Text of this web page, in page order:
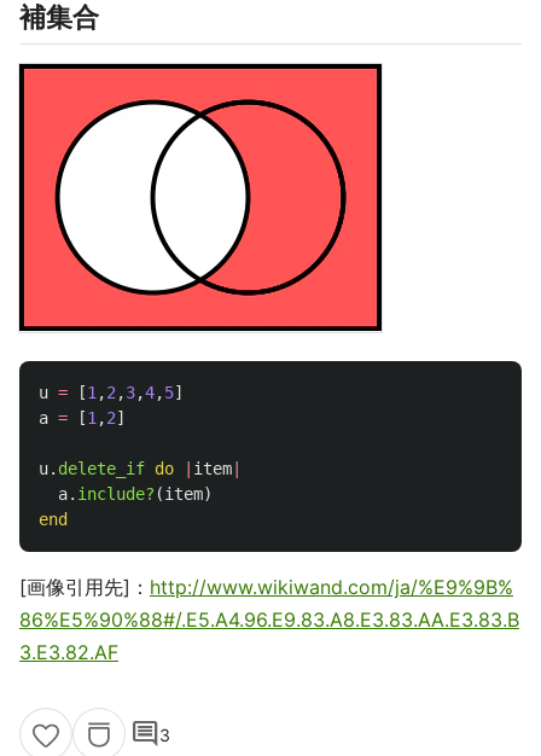
補集合
u = [1 ,2 ,3,4,5]
a = [1 ,2]
u. delete_if do item
a. include? (item)
end
[画像引用先]： http://www.wikiwand.com/ja/%E9%9B%
86%E5%90%88#/.E5.A4.96.E9.83.A8.E3.83.AA.E3.83.B
3.E3.82.AF
comment3